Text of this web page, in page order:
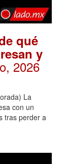
qué
y
2026
La
con un
tras perder a